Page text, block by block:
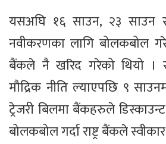
यसअघि १६ साउन, २३ साउन
नवीकरणका लागि बोलकबोल
बैंकले नै खरिद गरेको थियो ।
मौद्रिक नीति ल्याएपछि ९
ट्रेजरी बिलमा बैंकहरुले
बोलकबोल गर्दा राष्ट्र बैंकले